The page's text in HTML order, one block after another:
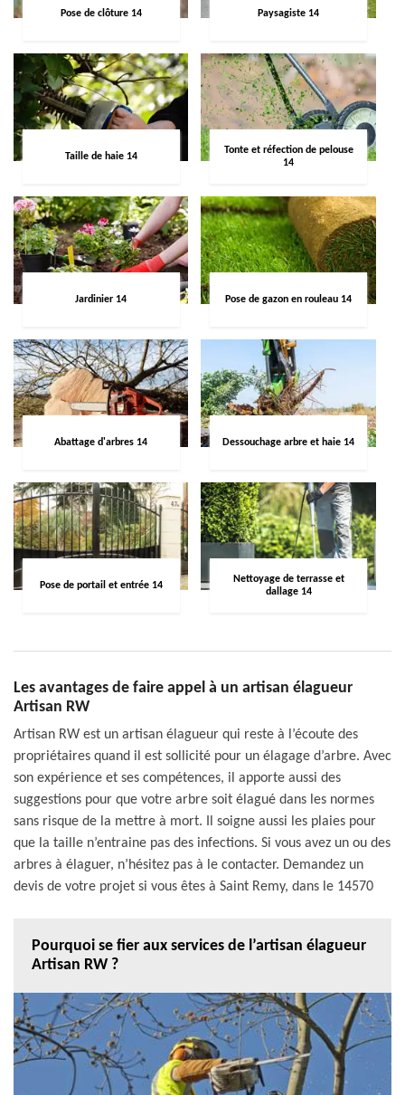
Pose de clôture 14 Paysagiste 14
Taille de haie 14
Tonte et réfection de pelouse
14
Jardinier 14 Pose de gazon en rouleau 14
Abattage d'arbres 14 Dessouchage arbre et haie 14
Pose de portail et entrée 14
Nettoyage de terrasse et
dallage 14
Les avantages de faire appel à un artisan élagueur
Artisan RW
Artisan RW est un artisan élagueur qui reste à l’écoute des
propriétaires quand il est sollicité pour un élagage d’arbre. Avec
son expérience et ses compétences, il apporte aussi des
suggestions pour que votre arbre soit élagué dans les normes
sans risque de la mettre à mort. Il soigne aussi les plaies pour
que la taille n’entraine pas des infections. Si vous avez un ou des
arbres à élaguer, n’hésitez pas à le contacter. Demandez un
devis de votre projet si vous êtes à Saint Remy, dans le 14570
Pourquoi se fier aux services de l’artisan élagueur
Artisan RW ?